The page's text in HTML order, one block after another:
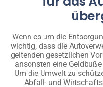
Wenn es um die
wichtig, dass die
geltenden gesetzlichen
ansonsten eine
Um die Umwelt zu
Abfall- und